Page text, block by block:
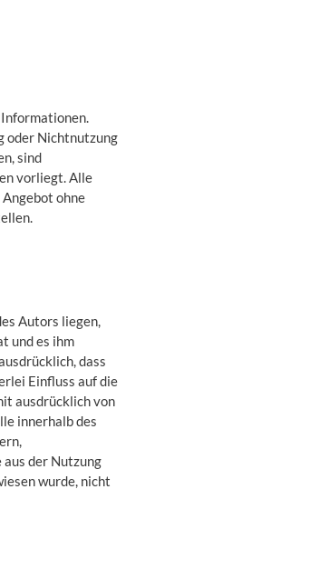
oder Nichtnutzung
sind
vorliegt. Alle
ohne
Autors liegen,
und es ihm
dass
Einfluss auf die
ausdrücklich von
innerhalb des
der Nutzung
wurde, nicht